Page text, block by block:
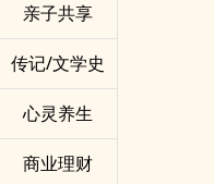
亲子共享
传记/文学史
心灵养生
商业理财